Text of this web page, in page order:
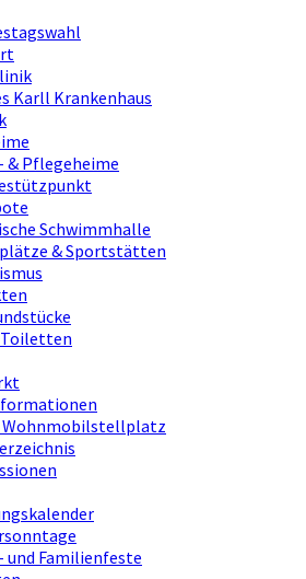
Karll Krankenhaus
& Pflegeheime
Schwimmhalle
& Sportstätten
Wohnmobilstellplatz
und Familienfeste